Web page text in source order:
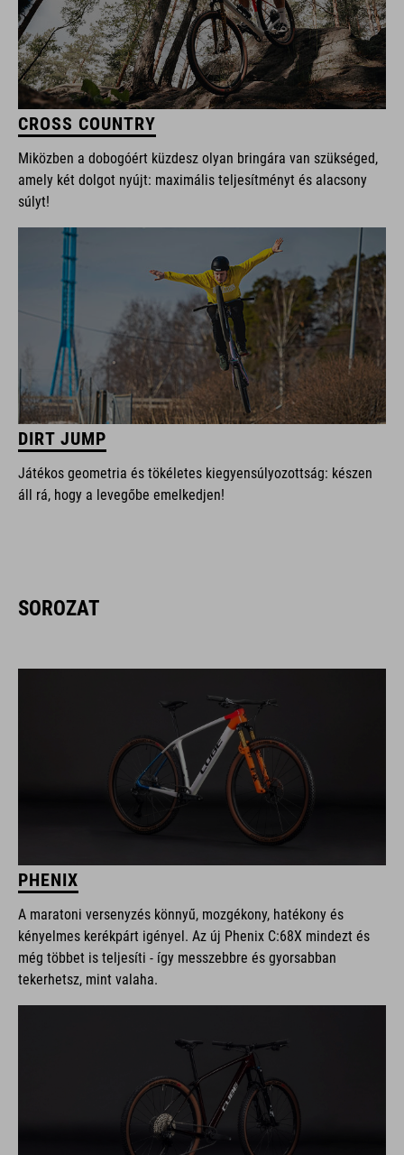
CROSS COUNTRY
Miközben a dobogóért küzdesz olyan bringára van szükséged,
amely két dolgot nyújt: maximális teljesítményt és alacsony
súlyt!
DIRT JUMP
Játékos geometria és tökéletes kiegyensúlyozottság: készen
áll rá, hogy a levegőbe emelkedjen!
SOROZAT
PHENIX
A maratoni versenyzés könnyű, mozgékony, hatékony és
kényelmes kerékpárt igényel. Az új Phenix C:68X mindezt és
még többet is teljesíti - így messzebbre és gyorsabban
tekerhetsz, mint valaha.